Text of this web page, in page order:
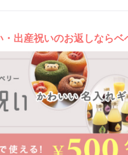
・出産祝いのお返しならベ